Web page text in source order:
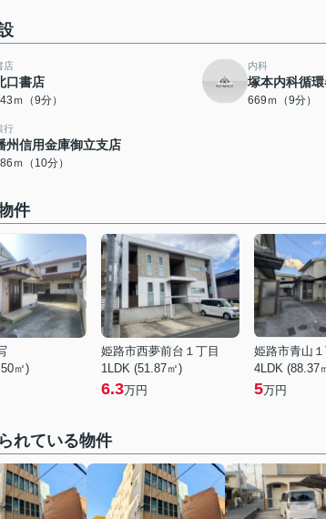
店
口書店
ｍ（9分）
内科
塚本内科循
669ｍ（9分）
行
州信用金庫御立支店
ｍ（10分）
件
㎡)
姫路市西夢前台１丁目
1LDK (51.87㎡)
6.3万円
姫路市青山１
4LDK (88.37
5万円
れている物件